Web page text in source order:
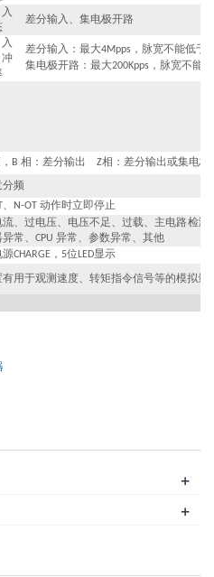
差分输入、集电极开路
差分输入：最大4Mpps ，脉宽不能低于
集电极开路：最大200Kpps ，脉宽不能
B 相：差分输出 Z相：差分输出或集电极
分频
、 N-OT 动作时立即停止
流、过电压、电压不足、过载、主电路检
常、 CPU 异常、参数异常、其他
源CHARGE ， 5位 LED显示
有用于观测速度、转矩指令信号等的模拟量
+
+